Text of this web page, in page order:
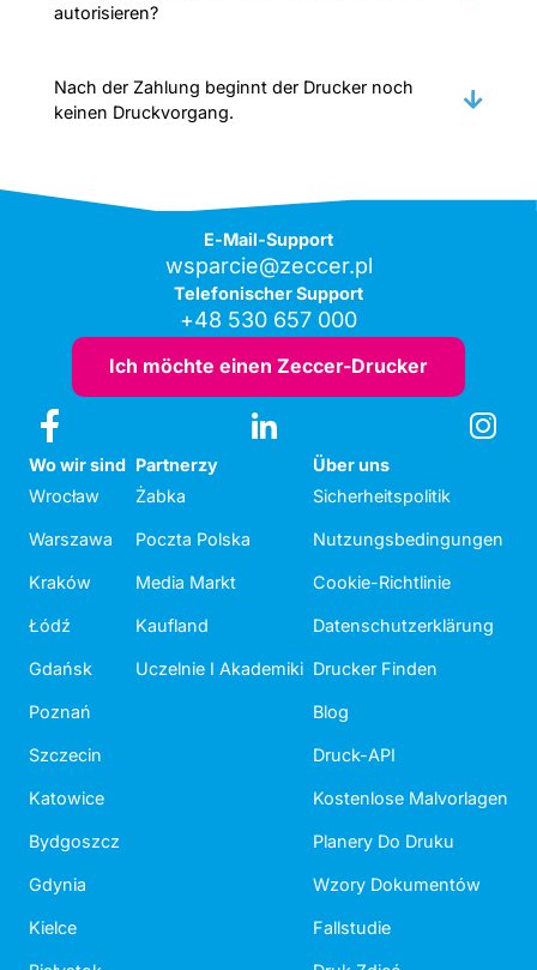
autorisieren?
Nach der Zahlung beginnt der Drucker noch
keinen Druckvorgang.
E-Mail-Support
wsparcie@zeccer.pl
Telefonischer Support
+48 530 657 000
Ich möchte einen Zeccer-Drucker
Wo wir sind
Wrocław
Warszawa
Kraków
Łódź
Gdańsk
Poznań
Szczecin
Katowice
Bydgoszcz
Gdynia
Kielce
Partnerzy
Żabka
Poczta Polska
Media Markt
Kaufland
Uczelnie I Akademiki
Über uns
Sicherheitspolitik
Nutzungsbedingungen
Cookie-Richtlinie
Datenschutzerklärung
Drucker Finden
Blog
Druck-API
Kostenlose Malvorlagen
Planery Do Druku
Wzory Dokumentów
Fallstudie